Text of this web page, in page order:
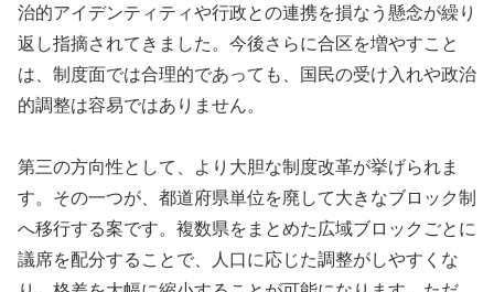
治的アイデンティティや行政との連携を損なう懸念が繰り
返し指摘されてきました。今後さらに合区を増やすこと
は、制度面では合理的であっても、国民の受け入れや政治
的調整は容易ではありません。
第三の方向性として、より大胆な制度改革が挙げられま
す。その一つが、都道府県単位を廃して大きなブロック制
へ移行する案です。複数県をまとめた広域ブロックごとに
議席を配分することで、人口に応じた調整がしやすくな